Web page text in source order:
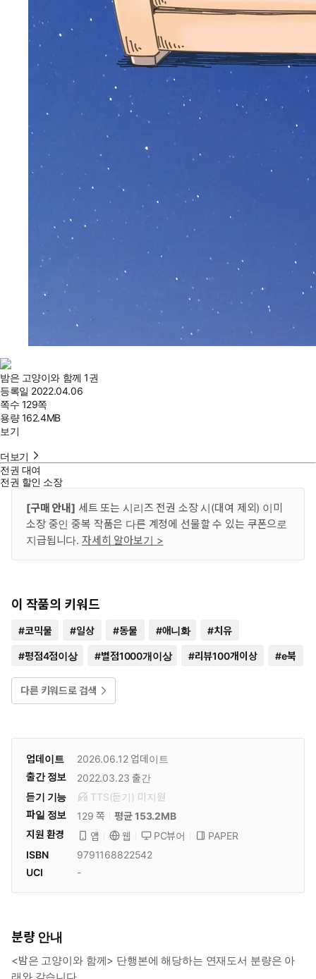
밤은 고양이와 함께 1권
등록일 2022.04.06
쪽수 129쪽
용량162.4MB
보기
더보기
전권 대여
전권 할인 소장
[구매 안내] 세트 또는 시리즈 전권 소장 시(대여 제외) 이미
소장 중인 중복 작품은 다른 계정에 선물할 수 있는 쿠폰으로
지급됩니다. 자세히 알아보기 >
이 작품의 키워드
#코믹물 #일상 #동물 #애니화 #치유
#평점4점이상 #별점1000개이상 #리뷰100개이상 #e북
다른 키워드로 검색
업데이트 2026.06.12업데이트
출간 정보
2022.03.23 출간
듣기 기능
TTS(듣기) 미 지원
파일 정보
129 쪽
평균 153.2MB
지원 환경
앱 웹 PC뷰어
PAPER
ISBN
9791168822542
UCI
-
분량 안내
<밤은 고양이와 함께> 단행본에 해당하는 연재도서 분량은 아